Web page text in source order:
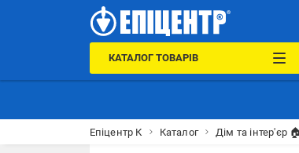
КАТАЛОГ ТОВАРІВ
Епіцентр К Каталог Дім та інтер'єр 🏠